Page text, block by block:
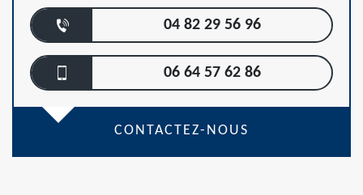
04 82 29 56 96
06 64 57 62 86
CONTACTEZ-NOUS